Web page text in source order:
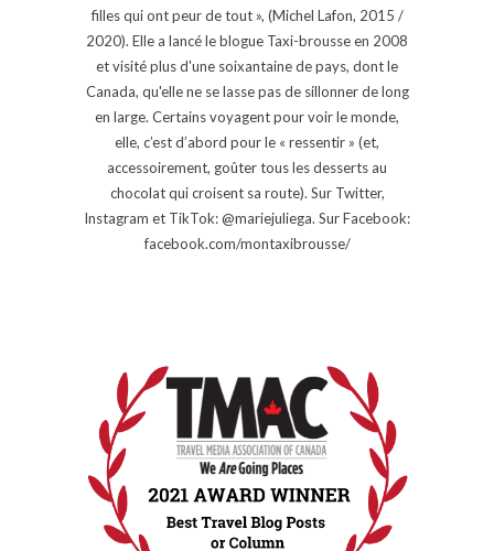
filles qui ont peur de tout », (Michel Lafon, 2015 /
2020). Elle a lancé le blogue Taxi-brousse en 2008
et visité plus d'une soixantaine de pays, dont le
Canada, qu'elle ne se lasse pas de sillonner de long
en large. Certains voyagent pour voir le monde,
elle, c’est d’abord pour le « ressentir » (et,
accessoirement, goûter tous les desserts au
chocolat qui croisent sa route). Sur Twitter,
Instagram et TikTok: @mariejuliega. Sur Facebook:
facebook.com/montaxibrousse/